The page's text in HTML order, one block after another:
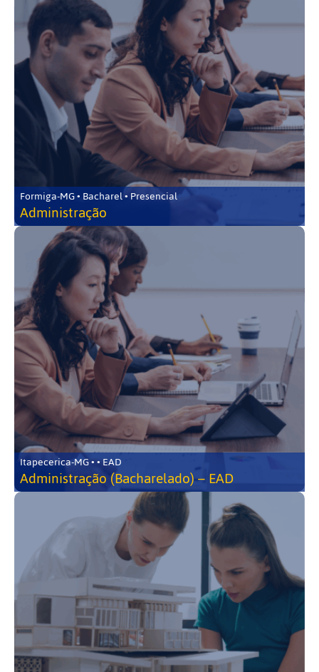
Formiga-MG • Bacharel • Presencial
Administração
Itapecerica-MG • • EAD
Administração (Bacharelado) – EAD